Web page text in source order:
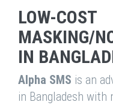
LOW-COST
MASKING/
IN
Alpha SMS is an
in Bangladesh with